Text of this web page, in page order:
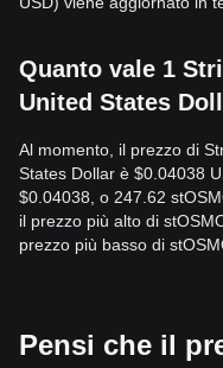
Quanto vale 1
United States
Al momento, il prezzo di
States Dollar è $0.04038
$0.04038, o 247.62
il prezzo più alto di
prezzo più basso di
Pensi che il